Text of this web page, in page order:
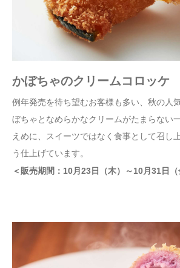
かぼちゃのクリームコロッケ
例年発売を待ち望むお客様も多い、秋の人
ぼちゃとなめらかなクリームがたまらない
えめに、スイーツではなく食事として召し
う仕上げています。
＜販売期間：10月23日（木）～10月31日（